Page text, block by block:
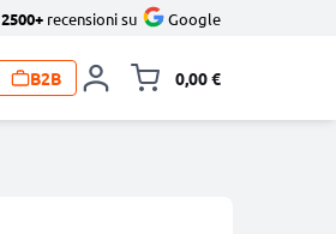
2500+ recensioni su Google
B2B 0,00 €